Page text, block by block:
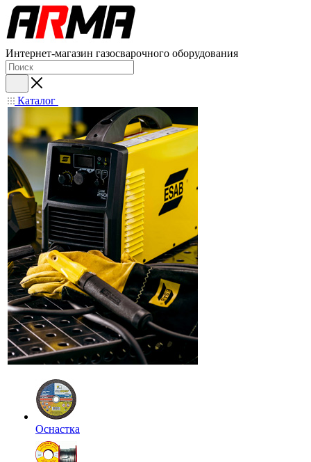
Интернет-магазин газосварочного оборудования
Каталог
Оснастка